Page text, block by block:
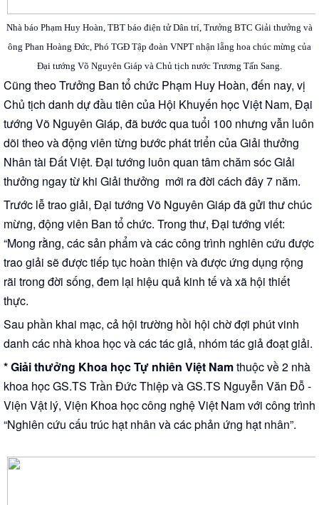
Nhà báo Phạm Huy Hoàn, TBT báo điện tử Dân trí, Trưởng BTC Giải thưởng và
ông Phan Hoàng Đức, Phó TGĐ Tập đoàn VNPT nhận lẵng hoa chúc mừng của
Đại tướng Võ Nguyên Giáp và Chủ tịch nước Trương Tấn Sang.
Cũng theo Trưởng Ban tổ chức Phạm Huy Hoàn, đến nay, vị
Chủ tịch danh dự đầu tiên của Hội Khuyến học Việt Nam, Đại
tướng Võ Nguyên Giáp, đã bước qua tuổi 100 nhưng vẫn luôn
dõi theo và động viên từng bước phát triển của Giải thưởng
Nhân tài Đất Việt. Đại tướng luôn quan tâm chăm sóc Giải
thưởng ngay từ khi Giải thưởng mới ra đời cách đây 7 năm.
Trước lễ trao giải, Đại tướng Võ Nguyên Giáp đã gửi thư chúc
mừng, động viên Ban tổ chức. Trong thư, Đại tướng viết:
“Mong rằng, các sản phẩm và các công trình nghiên cứu được
trao giải sẽ được tiếp tục hoàn thiện và được ứng dụng rộng
rãi trong đời sống, đem lại hiệu quả kinh tế và xã hội thiết
thực.
Sau phần khai mạc, cả hội trường hồi hội chờ đợi phút vinh
danh các nhà khoa học và các tác giả, nhóm tác giả đoạt giải.
* Giải thưởng Khoa học Tự nhiên Việt Namthuộc về 2 nhà
khoa học GS.TS Trần Đức Thiệp và GS.TS Nguyễn Văn Đỗ -
Viện Vật lý, Viện Khoa học công nghệ Việt Nam với công trình
“Nghiên cứu cấu trúc hạt nhân và các phản ứng hạt nhân”.